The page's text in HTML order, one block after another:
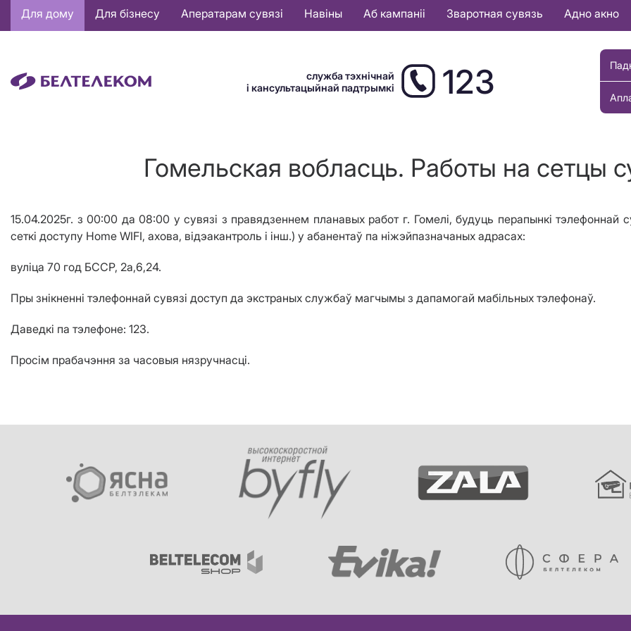
Основная
навигация
Для дому Для бізнесу Аператарам сувязі Навіны Аб кампаніі Зваротная сувязь Адно акно
служба тэхнічнай
і кансультацыйнай падтрымкі
123
Гомельская вобласць. Работы на сетцы
15.04.2025г. з 00:00 да 08:00 у сувязі з правядзеннем планавых работ г. Гомелі, будуць перапынкі тэлефоннай
сеткі доступу Home WIFI, ахова, відэакантроль і інш.) у абанентаў па ніжэйпазначаных адрасах:
вулiца 70 год БССР, 2а,6,24.
Пры знікненні тэлефоннай сувязі доступ да экстраных службаў магчымы з дапамогай мабільных тэлефонаў.
Даведкі па тэлефоне: 123.
Просім прабачэння за часовыя нязручнасці.